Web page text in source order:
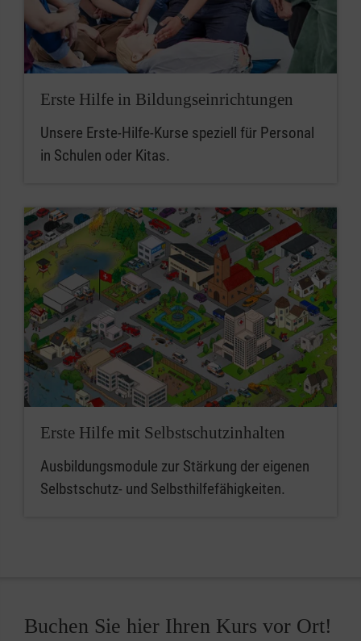
Erste Hilfe in Bildungseinrichtungen
Unsere Erste-Hilfe-Kurse speziell für Personal
in Schulen oder Kitas.
Erste Hilfe mit Selbstschutzinhalten
Ausbildungsmodule zur Stärkung der eigenen
Selbstschutz- und Selbsthilfefähigkeiten.
Buchen Sie hier Ihren Kurs vor Ort!